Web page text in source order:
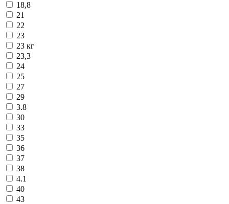
18,8
21
22
23
23 кг
23,3
24
25
27
29
3.8
30
33
35
36
37
38
4.1
40
43